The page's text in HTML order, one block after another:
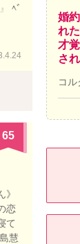
ﾍﾞ
ン
が
レ
ﾞﾘ
伏
か
65
恋
て
慧
婚
れ
才
さ
コル